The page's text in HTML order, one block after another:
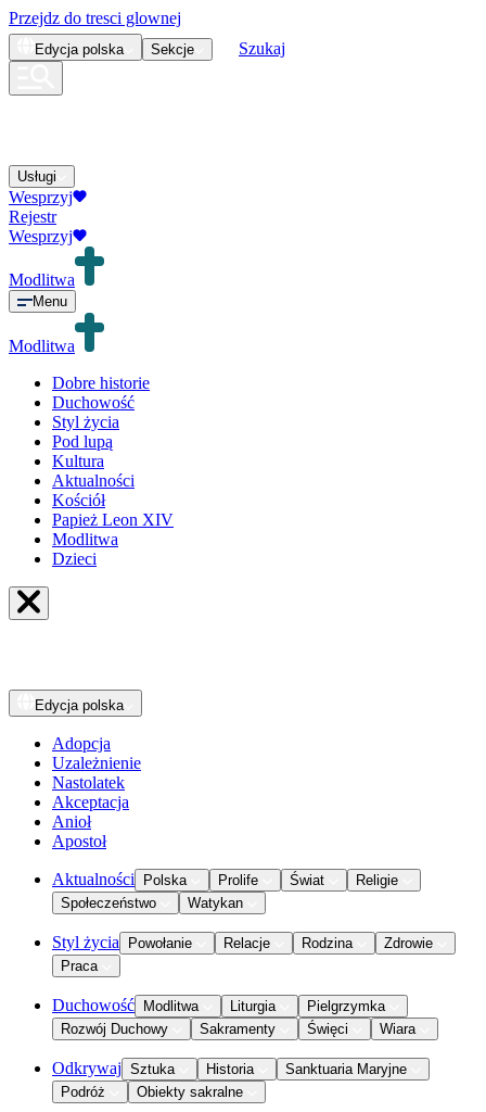
Przejdz do tresci glownej
Edycja polska Sekcje Szukaj
Usługi
Wesprzyj
Rejestr
Wesprzyj
Modlitwa
Menu
Modlitwa
Dobre historie
Duchowość
Styl życia
Pod lupą
Kultura
Aktualności
Kościół
Papież Leon XIV
Modlitwa
Dzieci
Edycja polska
Adopcja
Uzależnienie
Nastolatek
Akceptacja
Anioł
Apostoł
Aktualności Polska Prolife Świat
Religie
Społeczeństwo
Watykan
Styl życia Powołanie Relacje Rodzina
Zdrowie
Praca
Duchowość Modlitwa Liturgia
Pielgrzymka
Rozwój Duchowy
Sakramenty Święci Wiara
Odkrywaj Sztuka Historia
Sanktuaria Maryjne
Podróż
Obiekty sakralne